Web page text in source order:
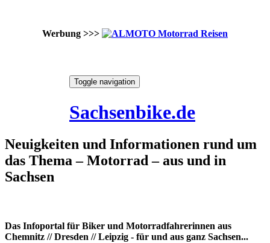
Werbung >>>
Toggle navigation
Sachsenbike.de
Neuigkeiten und Informationen rund um
das Thema – Motorrad – aus und in
Sachsen
Das Infoportal für Biker und Motorradfahrerinnen aus
Chemnitz // Dresden // Leipzig - für und aus ganz Sachsen...